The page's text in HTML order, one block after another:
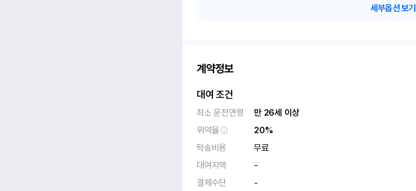
세부옵션 보기
계약정보
대여 조건
최소 운전연령
만 26세 이상
위약율
20%
탁송비용
무료
대여지역
-
결제수단
-